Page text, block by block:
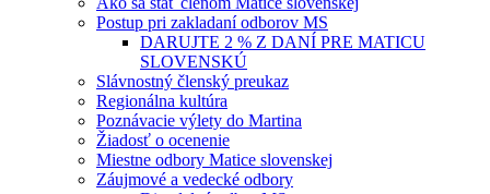
Postup pri zakladaní odborov MS
DARUJTE 2 % Z DANÍ PRE MATICU
SLOVENSKÚ
Slávnostný členský preukaz
Regionálna kultúra
Poznávacie výlety do Martina
Žiadosť o ocenenie
Miestne odbory Matice slovenskej
Záujmové a vedecké odbory